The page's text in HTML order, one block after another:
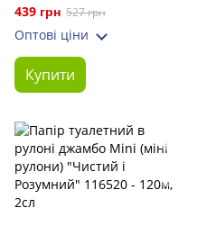
439 грн 527 грн
Оптові ціни
Купити